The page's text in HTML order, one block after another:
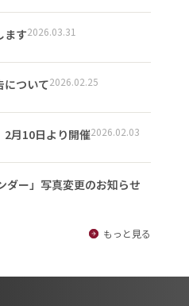
ます2026.03.31
について2026.02.25
2月10日より開催2026.02.03
ダー」写真変更のお知らせ
もっと見る